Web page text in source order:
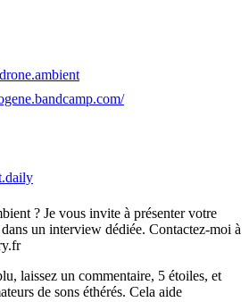
? Je vous invite à présenter votre
un interview dédiée. Contactez-moi à
laissez un commentaire, 5 étoiles, et
de sons éthérés. Cela aide